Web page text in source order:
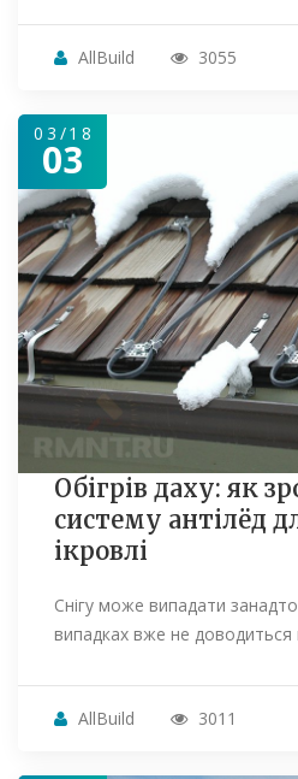
AllBuild 3055
03/18
03
Обігрів даху: як
систему антілёд
ікровлі
Снігу може випадати
випадках вже не
AllBuild 3011